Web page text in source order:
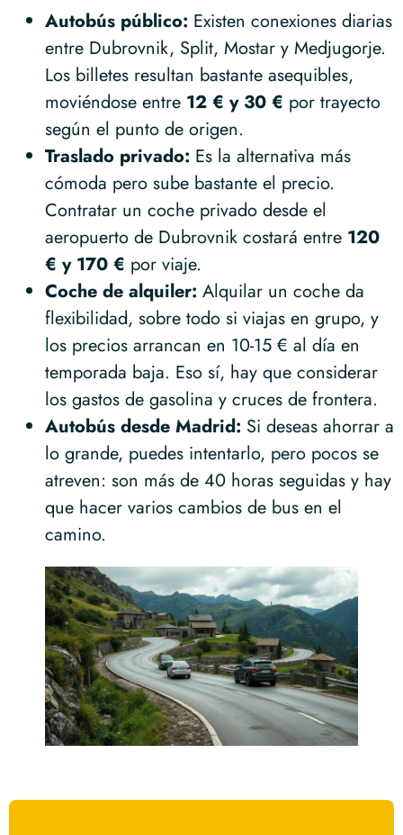
Autobús público: Existen conexiones diarias
entre Dubrovnik, Split, Mostar y Medjugorje.
Los billetes resultan bastante asequibles,
moviéndose entre 12 € y 30 € por trayecto
según el punto de origen.
Traslado privado: Es la alternativa más
cómoda pero sube bastante el precio.
Contratar un coche privado desde el
aeropuerto de Dubrovnik costará entre 120
€ y 170 € por viaje.
Coche de alquiler: Alquilar un coche da
flexibilidad, sobre todo si viajas en grupo, y
los precios arrancan en 10-15 € al día en
temporada baja. Eso sí, hay que considerar
los gastos de gasolina y cruces de frontera.
Autobús desde Madrid: Si deseas ahorrar a
lo grande, puedes intentarlo, pero pocos se
atreven: son más de 40 horas seguidas y hay
que hacer varios cambios de bus en el
camino.